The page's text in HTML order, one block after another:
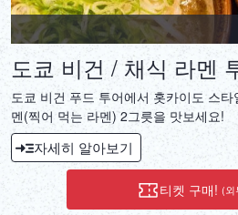
도쿄 비건 / 채식 라멘
도쿄 비건 푸드 투어에서 홋카이도 스
멘(찍어 먹는 라멘) 2그릇을 맛보세요!
자세히 알아보기
티켓 구매! (외